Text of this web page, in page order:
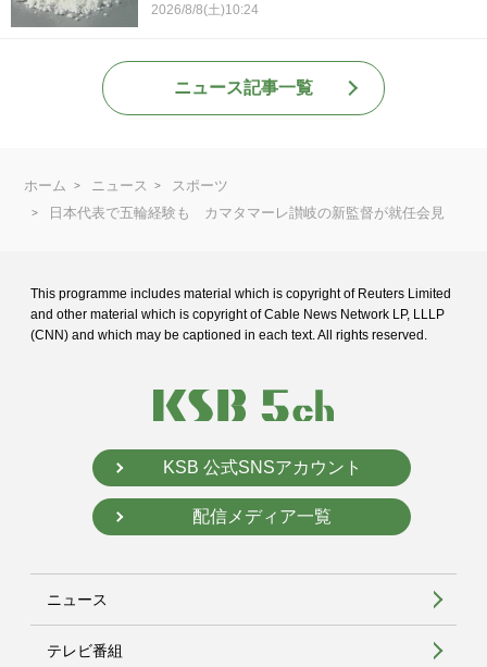
2026/8/8(土)10:24
ニュース記事一覧
ホーム ニュース
スポーツ
日本代表で五輪経験も カマタマーレ讃岐の新監督が就任会見
This programme includes material which is copyright of Reuters Limited
and other material which is copyright of Cable News Network LP, LLLP
(CNN) and which may be captioned in each text. All rights reserved.
KSB 公式SNSアカウント
配信メディア一覧
ニュース
テレビ番組